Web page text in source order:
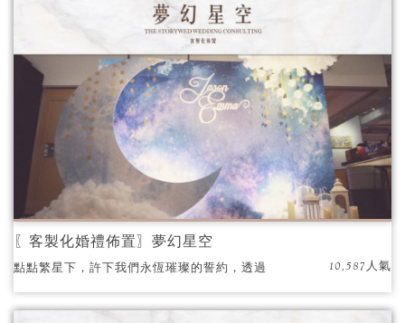
〖客製化婚禮佈置〗夢幻星空
點點繁星下，許下我們永恆璀璨的誓約，透過
圍。
10,587人氣